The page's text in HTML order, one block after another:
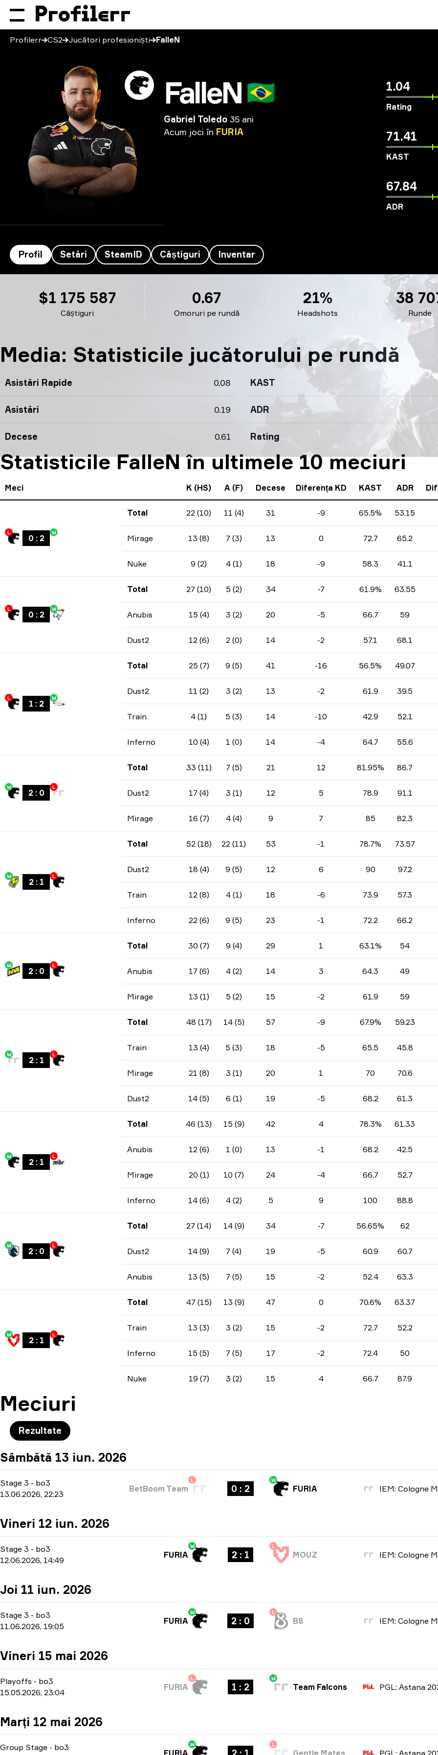
Profilerr CS2 Jucători profesioniști FalleN
FalleN 🇧🇷
Gabriel Toledo 35 ani
Acum joci în FURIA
1.04
Rating
71.41
KAST
67.84
ADR
Profil Setări SteamID Câștiguri Inventar
Câștiguri
$1 175 587
Omoruri pe rundă
0.67
Headshots
21%
Runde
38
Media: Statisticile jucătorului pe rundă
Asistări Rapide 0.08 KAST
Asistări 0.19 ADR
Decese 0.61 Rating
Statisticile FalleN în ultimele 10 meciuri
Meci K (HS) A (F) Decese Diferența KD KAST ADR
L
0 : 2
W
Total 22 (10) 11 (4) 31 -9 65.5% 53.15
Mirage 13 (8) 7 (3) 13 0 72.7 65.2
Nuke 9 (2) 4 (1) 18 -9 58.3 41.1
L
0 : 2
W
Total 27 (10) 5 (2) 34 -7 61.9% 63.55
Anubis 15 (4) 3 (2) 20 -5 66.7 59
Dust2 12 (6) 2 (0) 14 -2 57.1 68.1
L
1 : 2
W
Total 25 (7) 9 (5) 41 -16 56.5% 49.07
Dust2 11 (2) 3 (2) 13 -2 61.9 39.5
Train 4 (1) 5 (3) 14 -10 42.9 52.1
Inferno 10 (4) 1 (0) 14 -4 64.7 55.6
W
2: 0
L
Total 33 (11) 7 (5) 21 12 81.95% 86.7
Dust2 17 (4) 3 (1) 12 5 78.9 91.1
Mirage 16 (7) 4 (4) 9 7 85 82.3
W
2: 1
L
Total 52 (18) 22 (11) 53 -1 78.7% 73.57
Dust2 18 (4) 9 (5) 12 6 90 97.2
Train 12 (8) 4 (1) 18 -6 73.9 57.3
Inferno 22 (6) 9 (5) 23 -1 72.2 66.2
W
2: 0
L
Total 30 (7) 9 (4) 29 1 63.1% 54
Anubis 17 (6) 4 (2) 14 3 64.3 49
Mirage 13 (1) 5 (2) 15 -2 61.9 59
W
2: 1
L
Total 48 (17) 14 (5) 57 -9 67.9% 59.23
Train 13 (4) 5 (3) 18 -5 65.5 45.8
Mirage 21 (8) 3 (1) 20 1 70 70.6
Dust2 14 (5) 6 (1) 19 -5 68.2 61.3
W
2: 1
L
Total 46 (13) 15 (9) 42 4 78.3% 61.33
Anubis 12 (6) 1 (0) 13 -1 68.2 42.5
Mirage 20 (1) 10 (7) 24 -4 66.7 52.7
Inferno 14 (6) 4 (2) 5 9 100 88.8
W
2: 0
L
Total 27 (14) 14 (9) 34 -7 56.65% 62
Dust2 14 (9) 7 (4) 19 -5 60.9 60.7
Anubis 13 (5) 7 (5) 15 -2 52.4 63.3
W
2: 1
L
Total 47 (15) 13 (9) 47 0 70.6% 63.37
Train 13 (3) 3 (2) 15 -2 72.7 52.2
Inferno 15 (5) 7 (5) 17 -2 72.4 50
Nuke 19 (7) 3 (2) 15 4 66.7 87.9
Meciuri
Rezultate
Sâmbătă 13 iun. 2026
Stage 3 - bo3
13.06.2026, 22:23
L
BetBoom Team 0 : 2
W
FURIA
Vineri 12 iun. 2026
Stage 3 - bo3
12.06.2026, 14:49
W
FURIA 2 : 1
L
MOUZ
Joi 11 iun. 2026
Stage 3 - bo3
11.06.2026, 19:05
W
FURIA 2 : 0
L
B8
Vineri 15 mai 2026
Playoffs - bo3
15.05.2026, 23:04
L
FURIA 1 : 2
W
Team Falcons PGL: Astana
Marți 12 mai 2026
Group Stage - bo3
W
FURIA
L
Gentle Mates PGL: Astana